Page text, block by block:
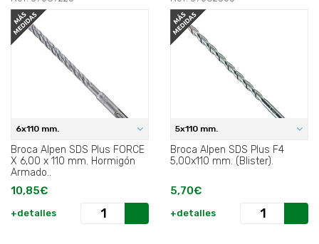
6x110 mm.
Broca Alpen SDS Plus FORCE
X 6,00 x 110 mm. Hormigón
Armado..
10,85€
+detalles
5x110 mm.
Broca Alpen SDS Plus F4
5,00x110 mm. (Blister).
5,70€
+detalles